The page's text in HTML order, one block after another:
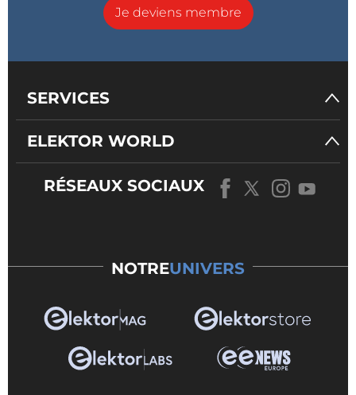
Je deviens membre
SERVICES
ELEKTOR WORLD
RÉSEAUX SOCIAUX
NOTREUNIVERS